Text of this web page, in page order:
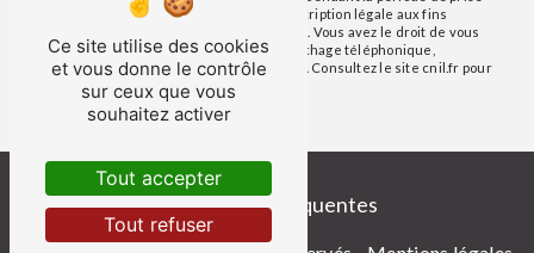
de contact puis pendant la durée de prescription légale aux fins
probatoires et de gestion des contentieux. Vous avez le droit de vous
inscrire sur la liste d'opposition au démarchage téléphonique,
disponible à cette adresse:
Bloctel.gouv.fr
. Consultez le site cnil.fr pour
plus d’informations sur vos droits.
Recherches fréquentes
Ce site utilise des cookies
et vous donne le contrôle
sur ceux que vous
souhaitez activer
Tout accepter
Tout refuser